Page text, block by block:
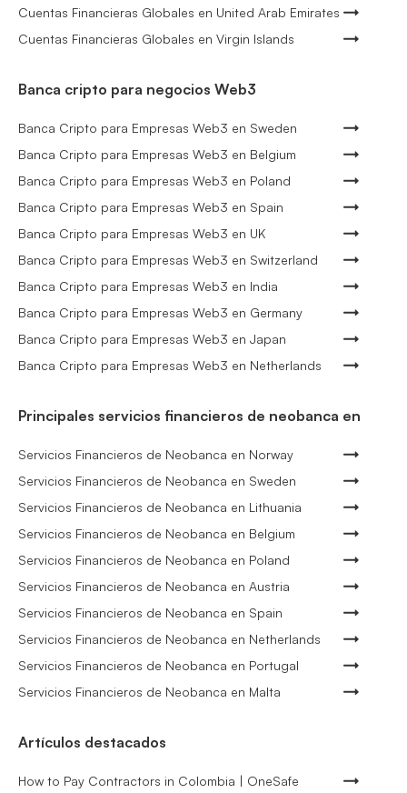
Cuentas Financieras Globales en United Arab Emirates
Cuentas Financieras Globales en Virgin Islands
Banca cripto para negocios Web3
Banca Cripto para Empresas Web3 en Sweden
Banca Cripto para Empresas Web3 en Belgium
Banca Cripto para Empresas Web3 en Poland
Banca Cripto para Empresas Web3 en Spain
Banca Cripto para Empresas Web3 en UK
Banca Cripto para Empresas Web3 en Switzerland
Banca Cripto para Empresas Web3 en India
Banca Cripto para Empresas Web3 en Germany
Banca Cripto para Empresas Web3 en Japan
Banca Cripto para Empresas Web3 en Netherlands
Principales servicios financieros de neobanca en
Servicios Financieros de Neobanca en Norway
Servicios Financieros de Neobanca en Sweden
Servicios Financieros de Neobanca en Lithuania
Servicios Financieros de Neobanca en Belgium
Servicios Financieros de Neobanca en Poland
Servicios Financieros de Neobanca en Austria
Servicios Financieros de Neobanca en Spain
Servicios Financieros de Neobanca en Netherlands
Servicios Financieros de Neobanca en Portugal
Servicios Financieros de Neobanca en Malta
Artículos destacados
How to Pay Contractors in Colombia | OneSafe